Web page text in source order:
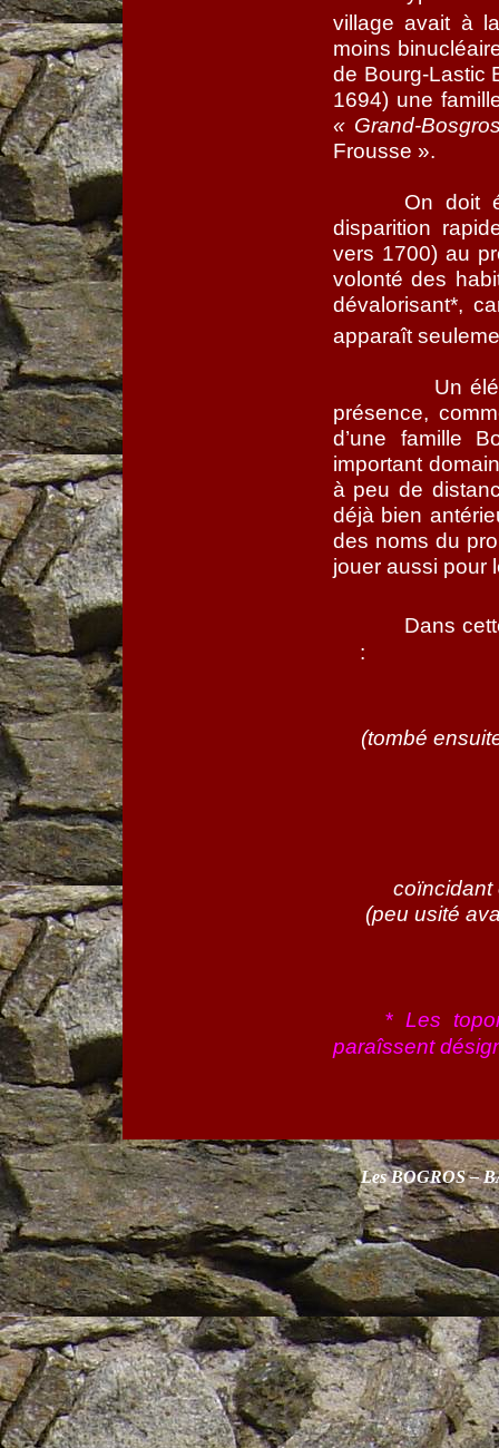
village avait à
moins
de Bourg-Lastic
1694) une
« Grand-
Frousse ».
On doit
disparition
vers 1700) au
volonté des
dévalorisant*,
apparaît
Un
présence,
d’une famille
important
à peu de
déjà bien
des noms du
jouer aussi pour
Dans
:
(tombé
coïncidant
(peu usité
*Les
paraîssent
Les BOGROS –